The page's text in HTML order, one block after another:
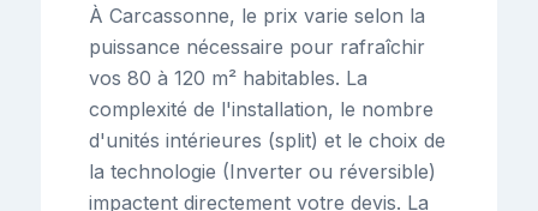
À Carcassonne, le prix varie selon la
puissance nécessaire pour rafraîchir
vos 80 à 120 m² habitables. La
complexité de l'installation, le nombre
d'unités intérieures (split) et le choix de
la technologie (Inverter ou réversible)
impactent directement votre devis. La